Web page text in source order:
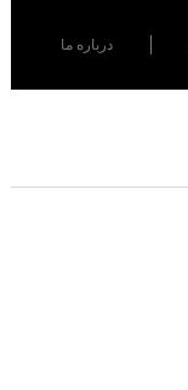
درباره ما